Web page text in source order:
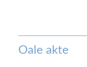
Oale akte